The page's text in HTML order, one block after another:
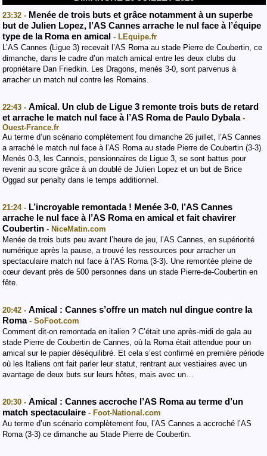
23:32 - Menée de trois buts et grâce notamment à un superbe
but de Julien Lopez, l’AS Cannes arrache le nul face à l’équipe
type de la Roma en amical - LEquipe.fr
L’AS Cannes (Ligue 3) recevait l’AS Roma au stade Pierre de Coubertin, ce
dimanche, dans le cadre d’un match amical entre les deux clubs du
propriétaire Dan Friedkin. Les Dragons, menés 3-0, sont parvenus à
arracher un match nul contre les Romains.
22:43 - Amical. Un club de Ligue 3 remonte trois buts de retard
et arrache le match nul face à l’AS Roma de Paulo Dybala -
Ouest-France.fr
Au terme d’un scénario complètement fou dimanche 26 juillet, l’AS Cannes
a arraché le match nul face à l’AS Roma au stade Pierre de Coubertin (3-3).
Menés 0-3, les Cannois, pensionnaires de Ligue 3, se sont battus pour
revenir au score grâce à un doublé de Julien Lopez et un but de Brice
Oggad sur penalty dans le temps additionnel.
21:24 - L’incroyable remontada ! Menée 3-0, l’AS Cannes
arrache le nul face à l’AS Roma en amical et fait chavirer
Coubertin - NiceMatin.com
Menée de trois buts peu avant l’heure de jeu, l’AS Cannes, en supériorité
numérique après la pause, a trouvé les ressources pour arracher un
spectaculaire match nul face à l’AS Roma (3-3). Une remontée pleine de
cœur devant près de 500 personnes dans un stade Pierre-de-Coubertin en
fête.
20:42 - Amical : Cannes s’offre un match nul dingue contre la
Roma - SoFoot.com
Comment dit-on remontada en italien ? C’était une après-midi de gala au
stade Pierre de Coubertin de Cannes, où la Roma était attendue pour un
amical sur le papier déséquilibré. Et cela s’est confirmé en première période
où les Italiens ont fait parler leur statut, rentrant aux vestiaires avec un
avantage de deux buts sur leurs hôtes, mais avec un…
20:30 - Amical : Cannes accroche l’AS Roma au terme d’un
match spectaculaire - Foot-National.com
Au terme d’un scénario complètement fou, l’AS Cannes a accroché l’AS
Roma (3-3) ce dimanche au Stade Pierre de Coubertin.